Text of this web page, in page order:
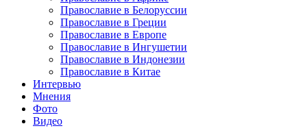
Православие в Белоруссии
Православие в Греции
Православие в Европе
Православие в Ингушетии
Православие в Индонезии
Православие в Китае
Интервью
Мнения
Фото
Видео